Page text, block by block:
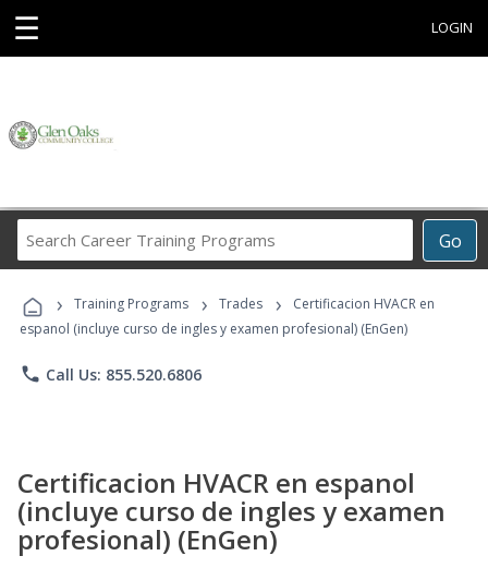
☰ LOGIN
Go
Career
Programs
› Training Programs › Trades ›
Certificacion HVACR en
espanol (incluye curso de ingles y examen profesional) (EnGen)
phone Call Us: 855.520.6806
Certificacion HVACR en espanol
(incluye curso de ingles y examen
profesional) (EnGen)